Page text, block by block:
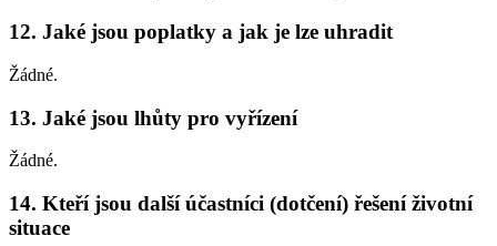
12. Jaké jsou poplatky a jak je lze uhradit
Žádné.
13. Jaké jsou lhůty pro vyřízení
Žádné.
14. Kteří jsou další účastníci (dotčení) řešení životní
situace